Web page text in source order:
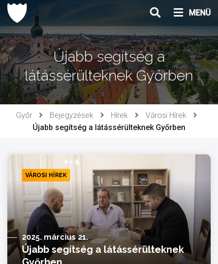
Ugrás
tartalomhoz
MENÜ
Újabb segítség a
látássérülteknek Győrben
Győr Bejegyzések Hírek
Városi Hírek
Újabb segítség a látássérülteknek Győrben
VÁROSI HÍREK
2025. március 21.
Újabb segítség a látássérülteknek